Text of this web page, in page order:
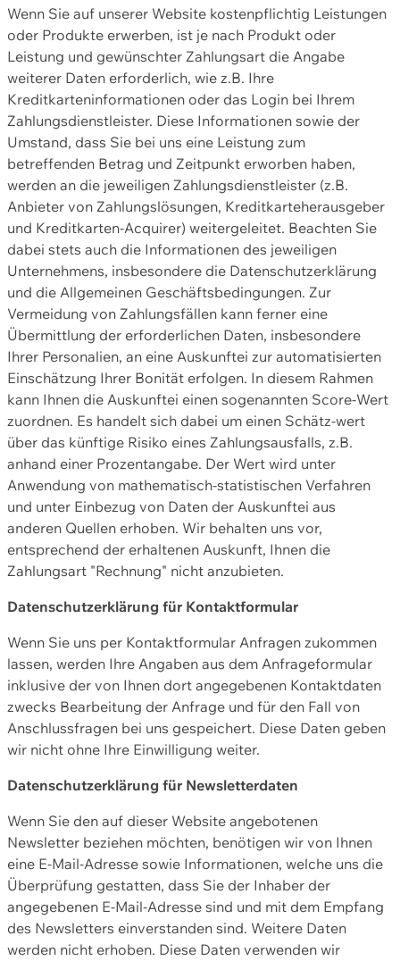
Wenn Sie auf unserer Website kostenpflichtig Leistungen
oder Produkte erwerben, ist je nach Produkt oder
Leistung und gewünschter Zahlungsart die Angabe
weiterer Daten erforderlich, wie z.B. Ihre
Kreditkarteninformationen oder das Login bei Ihrem
Zahlungsdienstleister. Diese Informationen sowie der
Umstand, dass Sie bei uns eine Leistung zum
betreffenden Betrag und Zeitpunkt erworben haben,
werden an die jeweiligen Zahlungsdienstleister (z.B.
Anbieter von Zahlungslösungen, Kreditkarteherausgeber
und Kreditkarten-Acquirer) weitergeleitet. Beachten Sie
dabei stets auch die Informationen des jeweiligen
Unternehmens, insbesondere die Datenschutzerklärung
und die Allgemeinen Geschäftsbedingungen. Zur
Vermeidung von Zahlungsfällen kann ferner eine
Übermittlung der erforderlichen Daten, insbesondere
Ihrer Personalien, an eine Auskunftei zur automatisierten
Einschätzung Ihrer Bonität erfolgen. In diesem Rahmen
kann Ihnen die Auskunftei einen sogenannten Score-Wert
zuordnen. Es handelt sich dabei um einen Schätz-wert
über das künftige Risiko eines Zahlungsausfalls, z.B.
anhand einer Prozentangabe. Der Wert wird unter
Anwendung von mathematisch-statistischen Verfahren
und unter Einbezug von Daten der Auskunftei aus
anderen Quellen erhoben. Wir behalten uns vor,
entsprechend der erhaltenen Auskunft, Ihnen die
Zahlungsart "Rechnung" nicht anzubieten.
Datenschutzerklärung für Kontaktformular
Wenn Sie uns per Kontaktformular Anfragen zukommen
lassen, werden Ihre Angaben aus dem Anfrageformular
inklusive der von Ihnen dort angegebenen Kontaktdaten
zwecks Bearbeitung der Anfrage und für den Fall von
Anschlussfragen bei uns gespeichert. Diese Daten geben
wir nicht ohne Ihre Einwilligung weiter.
Datenschutzerklärung für Newsletterdaten
Wenn Sie den auf dieser Website angebotenen
Newsletter beziehen möchten, benötigen wir von Ihnen
eine E-Mail-Adresse sowie Informationen, welche uns die
Überprüfung gestatten, dass Sie der Inhaber der
angegebenen E-Mail-Adresse sind und mit dem Empfang
des Newsletters einverstanden sind. Weitere Daten
werden nicht erhoben. Diese Daten verwenden wir